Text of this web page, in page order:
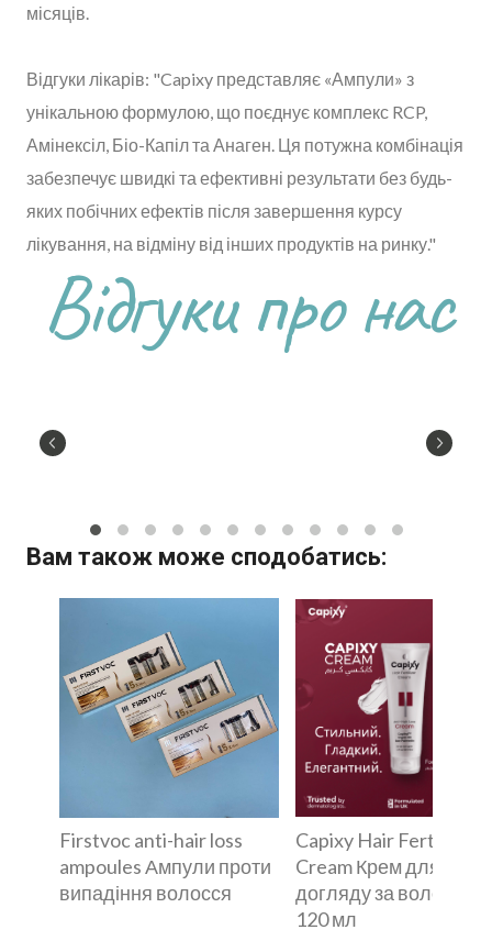
місяців.
Відгуки лікарів: "Capixy представляє «Ампули» з
унікальною формулою, що поєднує комплекс RCP,
Амінексіл, Біо-Капіл та Анаген. Ця потужна комбінація
забезпечує швидкі та ефективні результати без будь-
яких побічних ефектів після завершення курсу
лікування, на відміну від інших продуктів на ринку."
Відгуки про нас
Вам також може сподобатись:
Firstvoc anti-hair loss
ampoules Ампули проти
випадіння волосся
Capixy Hair Fertilizer
Cream Крем для
догляду за волоссям
120 мл